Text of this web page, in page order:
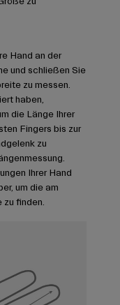
Hand an der
und schließen Sie
zu messen.
haben,
die Länge Ihrer
Fingers bis zur
zu
Ihrer Hand
um die am
zu finden.